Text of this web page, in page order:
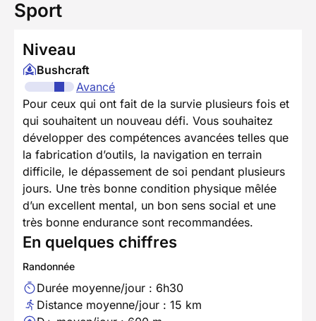
Sport
Niveau
Bushcraft
Avancé
Pour ceux qui ont fait de la survie plusieurs fois et
qui souhaitent un nouveau défi. Vous souhaitez
développer des compétences avancées telles que
la fabrication d’outils, la navigation en terrain
difficile, le dépassement de soi pendant plusieurs
jours. Une très bonne condition physique mêlée
d’un excellent mental, un bon sens social et une
très bonne endurance sont recommandées.
En quelques chiffres
Randonnée
Durée moyenne/jour : 6h30
Distance moyenne/jour : 15 km